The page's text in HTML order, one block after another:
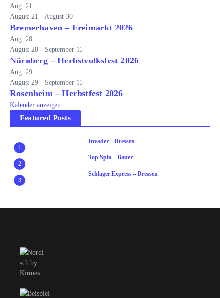
Aug. 21
August 21 - August 30
Bremerhaven – Freimarkt 2026
Aug. 28
August 28 - September 13
Nürnberg – Herbstvolksfest 2026
Aug. 29
August 29 - September 13
Rosenheim – Herbstfest 2026
Kalender anzeigen
Featured Posts
1
Invader – Dressen
2
Top Spin – Bauer
3
Schlager Express – Dressen